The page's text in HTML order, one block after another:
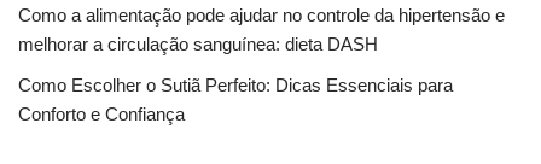
Como a alimentação pode ajudar no controle da hipertensão e
melhorar a circulação sanguínea: dieta DASH
Como Escolher o Sutiã Perfeito: Dicas Essenciais para
Conforto e Confiança